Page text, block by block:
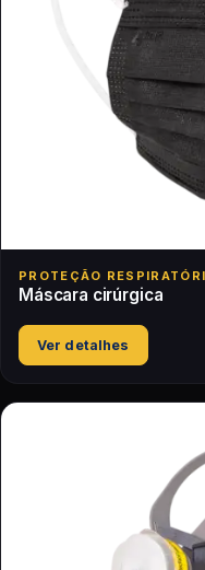
PROTEÇÃO
Máscara cirúrgica
Ver detalhes